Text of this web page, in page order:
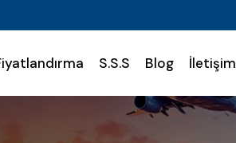
S.S.S Blog İletişim